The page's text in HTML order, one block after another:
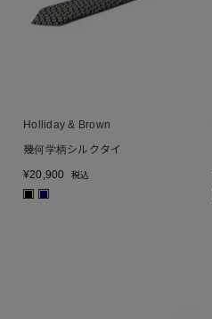
Holliday & Brown
幾何学柄シルクタイ
¥20,900 税込
■ ■